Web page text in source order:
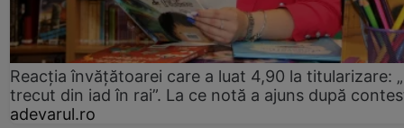
Reacția învățătoarei care a luat 4,90 la titularizare:
trecut din iad în rai”. La ce notă a ajuns după
adevarul.ro